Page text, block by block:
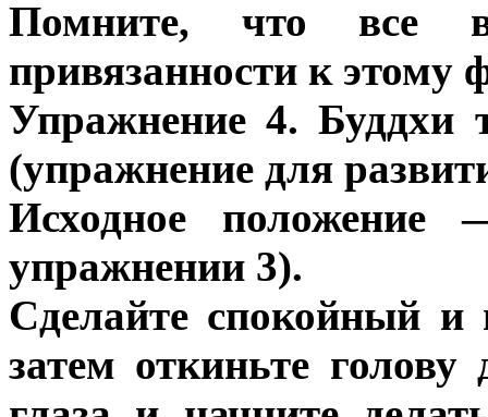
Помните, что все
привязанности к этому
Упражнение 4. Буддхи
(упражнение для
Исходное
упражнении 3).
Сделайте спокойный и
затем откиньте